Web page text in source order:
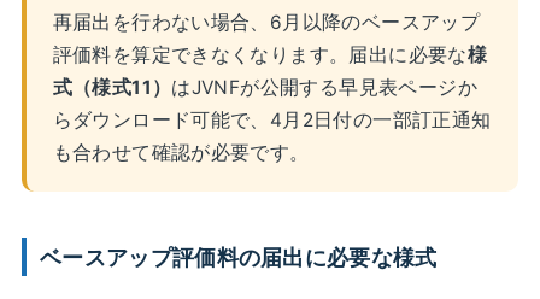
再届出を行わない場合、6月以降のベースアップ
評価料を算定できなくなります。届出に必要な様
式（様式11） はJVNFが公開する早見表ページか
らダウンロード可能で、4月2日付の一部訂正通知
も合わせて確認が必要です。
ベースアップ評価料の届出に必要な様式